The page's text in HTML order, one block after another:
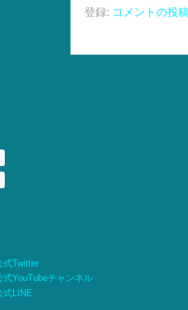
登録: コメントの投
式Twitter
YouTubeチャンネル
式LINE